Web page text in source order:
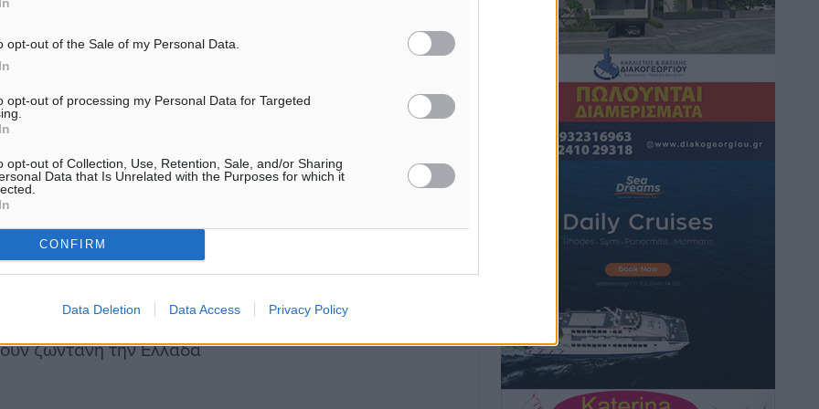
opt-out of the Sale of my Personal Data.
opt-out of processing my Personal Data for Targeted
opt-out of Collection, Use, Retention, Sale, and/or Sharing
Data that Is Unrelated with the Purposes for which it
CONFIRM
Data Deletion Data Access Privacy Policy
εκδιώχθηκαν,
λήθη. Γεννήθηκε η
τόπου.
έδωσε πολλά και
η βοήθεια που
Ζητούμε δικαιοσύνη,
και των
ζωντανή την Ελλάδα
Hotels – Χατζηλαζάρου – Προχωρά
καινούργιο ξενοδοχείο στην Κω
Τοπικές Ειδήσεις• πριν 5 ώρες
Αυτοκίνητο μπήκε παράνομα σε
μονόδρομο στο Μαστιχάρι –
Αναποδογύρισε όχημα με μητέρα και
πριν 5 ώρες
“Η Ευρώπη αντιμετώπιζε το
προσφυγικό σαν ταινία τρόμου” – Η
συγκλονιστική μαρτυρία της Χαρούλας
Γιασιράνη στον RV για τα γεγονότα που
οδήγησαν στο Σύμφωνο της Λέρου
Τοπικές Ειδήσεις• πριν 5 ώρες
Συναυλία με τον Γιάννη Κότσιρα στις